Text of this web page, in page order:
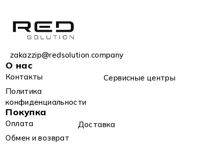
zakazzip@redsolution.company
О нас
Контакты
Сервисные центры
Политика
конфиденциальности
Покупка
Оплата
Доставка
Обмен и возврат